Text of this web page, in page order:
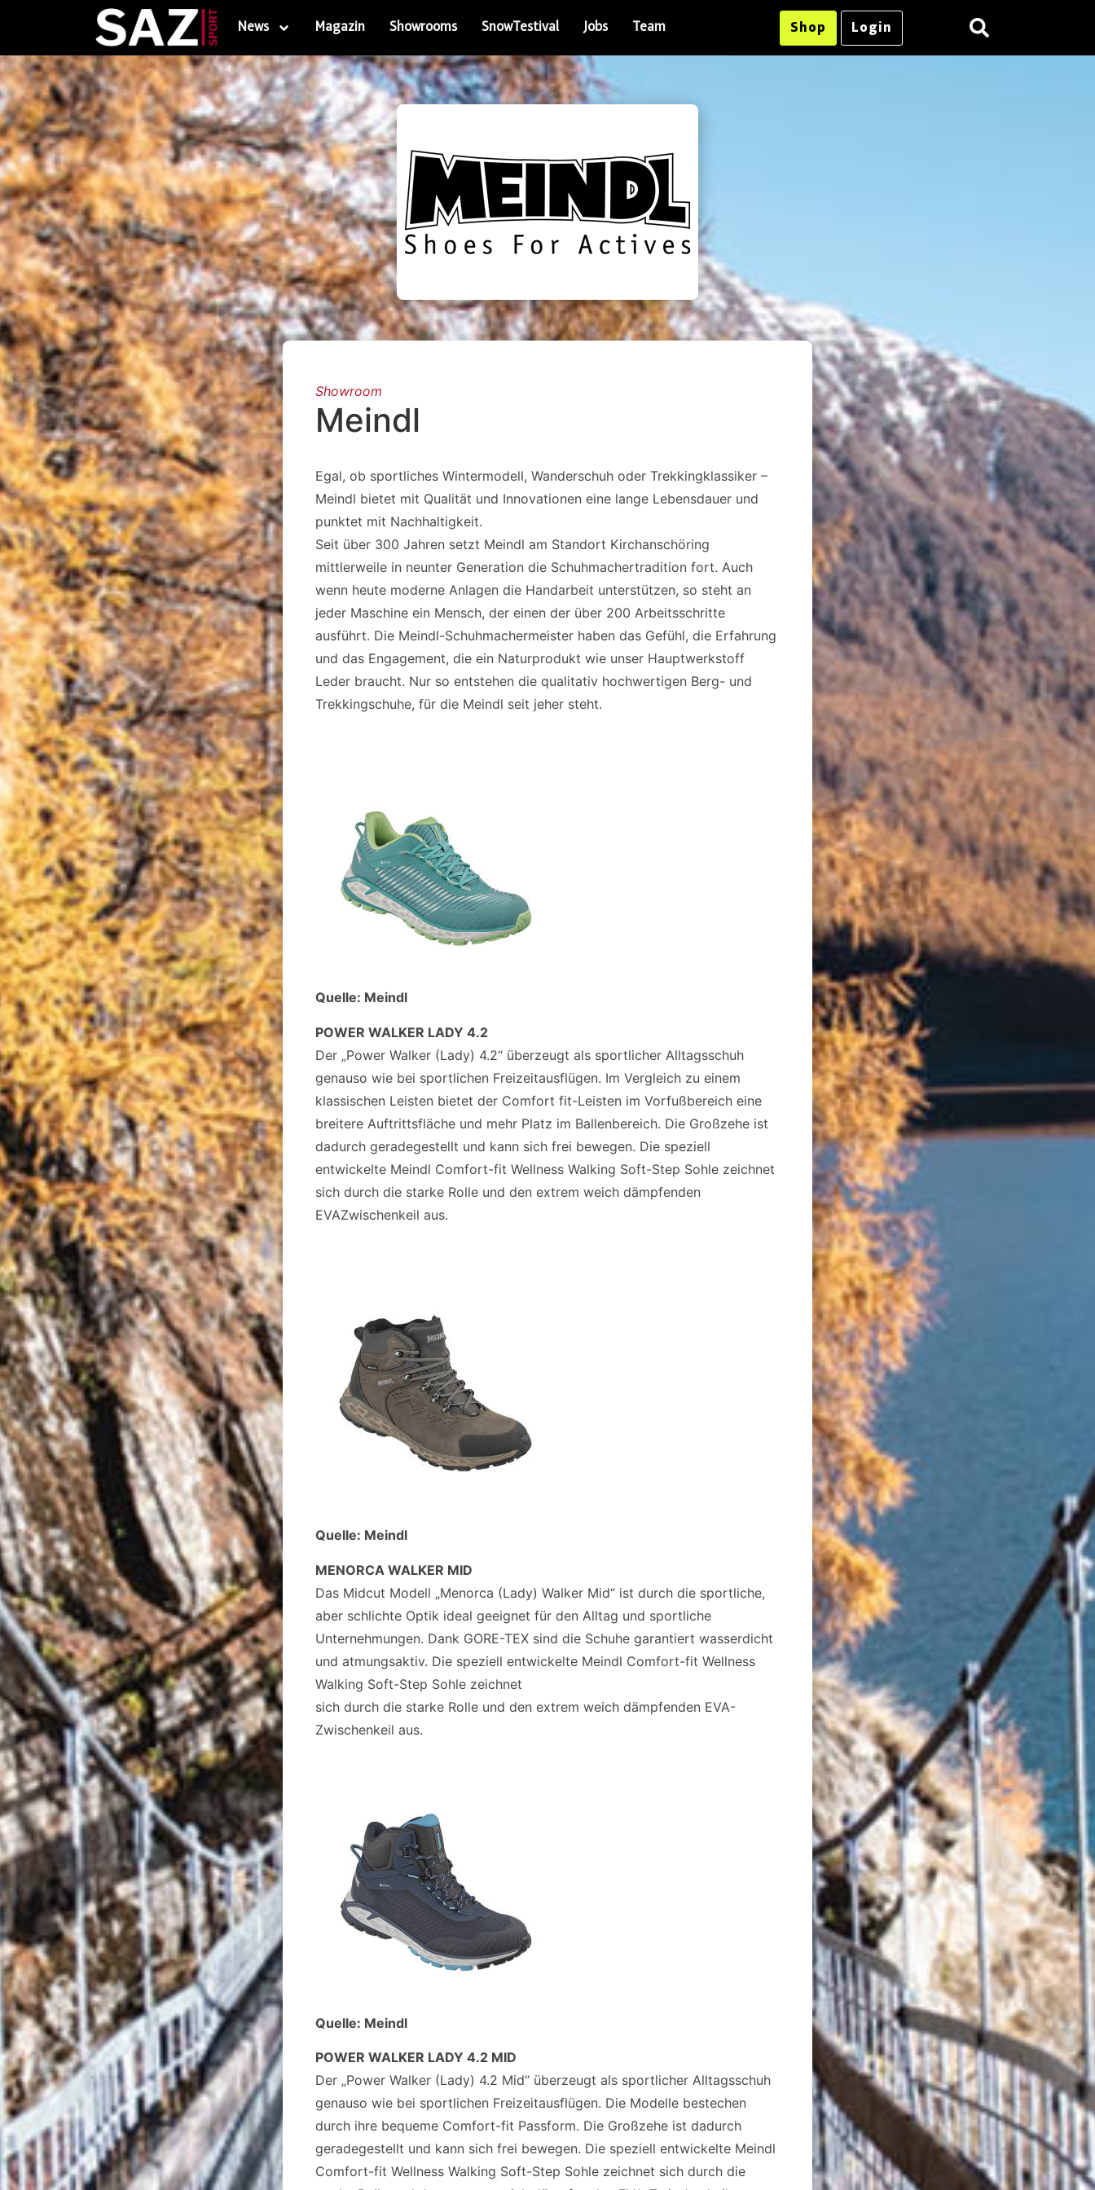
News Magazin Showrooms SnowTestival Jobs Team Shop Login
Showroom
Meindl
Egal, ob sportliches Wintermodell, Wanderschuh oder Trekkingklassiker –
Meindl bietet mit Qualität und Innovationen eine lange Lebensdauer und
punktet mit Nachhaltigkeit.
Seit über 300 Jahren setzt Meindl am Standort Kirchanschöring
mittlerweile in neunter Generation die Schuhmachertradition fort. Auch
wenn heute moderne Anlagen die Handarbeit unterstützen, so steht an
jeder Maschine ein Mensch, der einen der über 200 Arbeitsschritte
ausführt. Die Meindl-Schuhmachermeister haben das Gefühl, die Erfahrung
und das Engagement, die ein Naturprodukt wie unser Hauptwerkstoff
Leder braucht. Nur so entstehen die qualitativ hochwertigen Berg- und
Trekkingschuhe, für die Meindl seit jeher steht.
Quelle: Meindl
POWER WALKER LADY 4.2
Der „Power Walker (Lady) 4.2“ überzeugt als sportlicher Alltagsschuh
genauso wie bei sportlichen Freizeitausflügen. Im Vergleich zu einem
klassischen Leisten bietet der Comfort fit-Leisten im Vorfußbereich eine
breitere Auftrittsfläche und mehr Platz im Ballenbereich. Die Großzehe ist
dadurch geradegestellt und kann sich frei bewegen. Die speziell
entwickelte Meindl Comfort-fit Wellness Walking Soft-Step Sohle zeichnet
sich durch die starke Rolle und den extrem weich dämpfenden
EVAZwischenkeil aus.
Quelle: Meindl
MENORCA WALKER MID
Das Midcut Modell „Menorca (Lady) Walker Mid“ ist durch die sportliche,
aber schlichte Optik ideal geeignet für den Alltag und sportliche
Unternehmungen. Dank GORE-TEX sind die Schuhe garantiert wasserdicht
und atmungsaktiv. Die speziell entwickelte Meindl Comfort-fit Wellness
Walking Soft-Step Sohle zeichnet
sich durch die starke Rolle und den extrem weich dämpfenden EVA-
Zwischenkeil aus.
Quelle: Meindl
POWER WALKER LADY 4.2 MID
Der „Power Walker (Lady) 4.2 Mid“ überzeugt als sportlicher Alltagsschuh
genauso wie bei sportlichen Freizeitausflügen. Die Modelle bestechen
durch ihre bequeme Comfort-fit Passform. Die Großzehe ist dadurch
geradegestellt und kann sich frei bewegen. Die speziell entwickelte Meindl
Comfort-fit Wellness Walking Soft-Step Sohle zeichnet sich durch die